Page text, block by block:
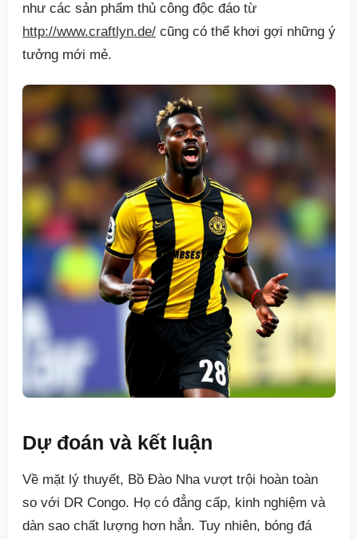
như các sản phẩm thủ công độc đáo từ
http://www.craftlyn.de/ cũng có thể khơi gợi những ý
tưởng mới mẻ.
Dự đoán và kết luận
Về mặt lý thuyết, Bồ Đào Nha vượt trội hoàn toàn
so với DR Congo. Họ có đẳng cấp, kinh nghiệm và
dàn sao chất lượng hơn hẳn. Tuy nhiên, bóng đá